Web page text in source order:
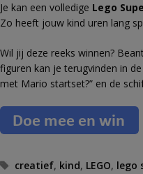
Je kan een volledige Lego
Zo heeft jouw kind uren lang
Wil jij deze reeks winnen?
figuren kan je terugvinden in
met Mario startset?” en de
T
creatief, kind, LEGO, lego